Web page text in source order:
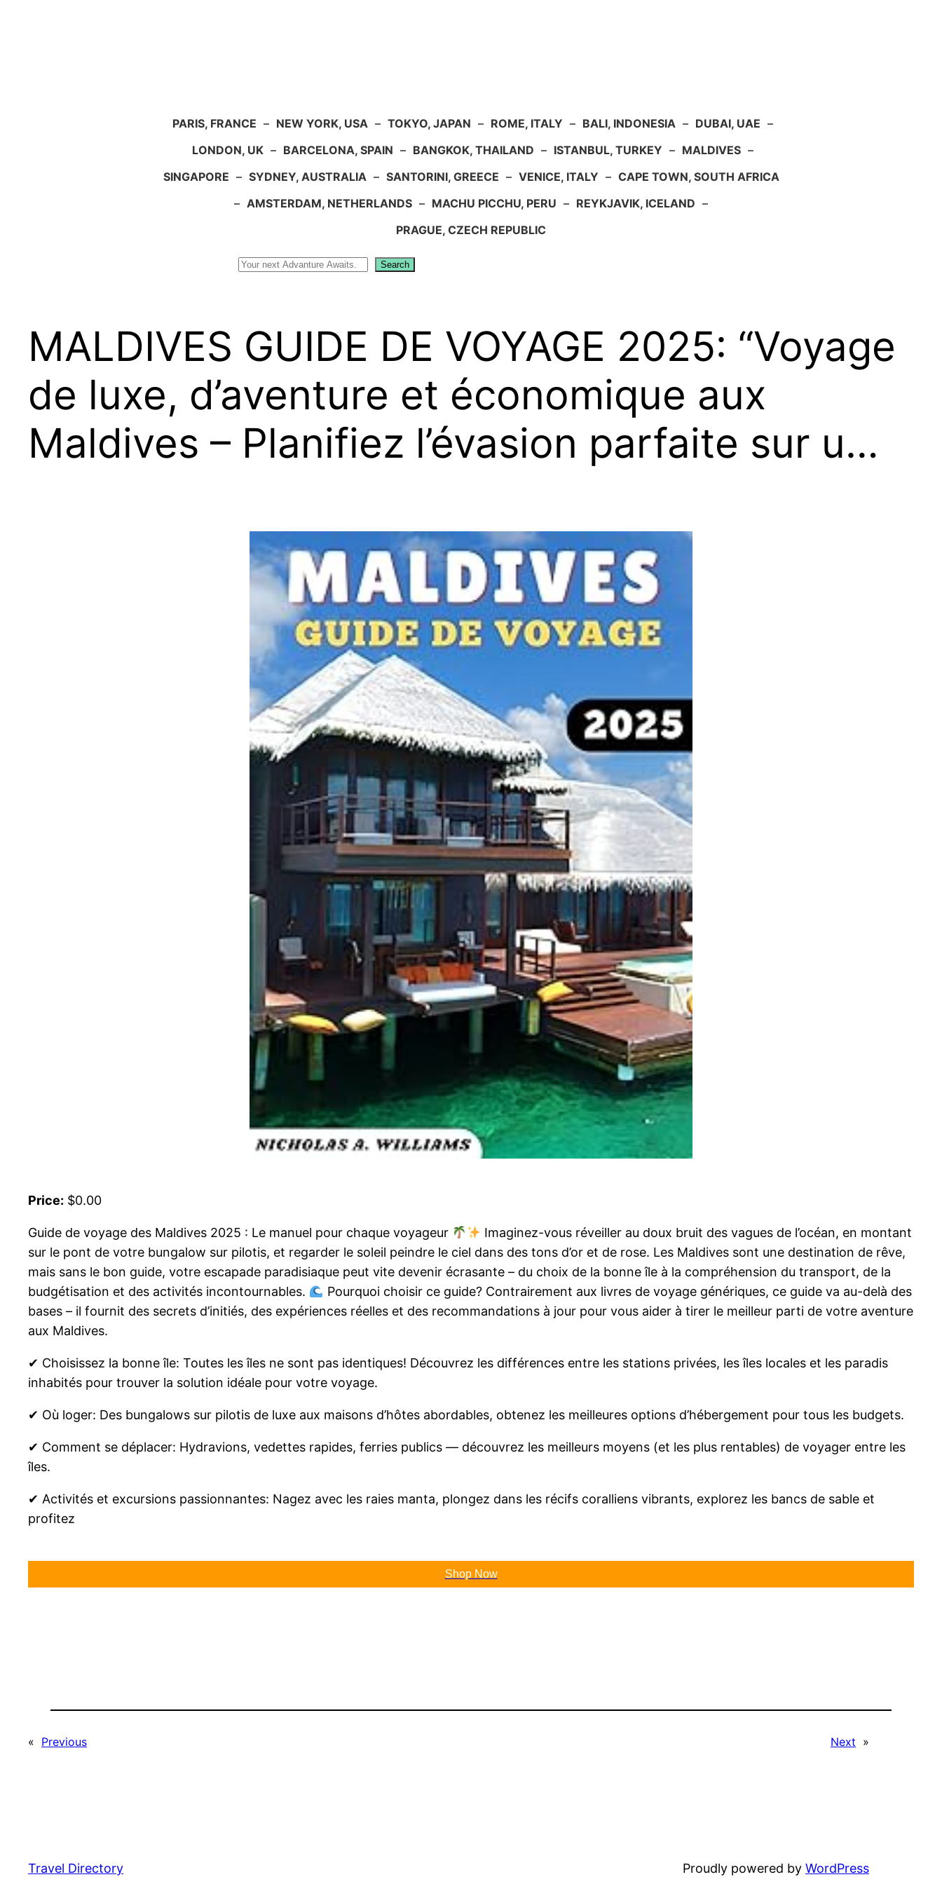
PARIS, FRANCE – NEW YORK, USA – TOKYO, JAPAN – ROME, ITALY – BALI, INDONESIA – DUBAI, UAE –
LONDON, UK – BARCELONA, SPAIN – BANGKOK, THAILAND – ISTANBUL, TURKEY – MALDIVES –
SINGAPORE – SYDNEY, AUSTRALIA – SANTORINI, GREECE – VENICE, ITALY – CAPE TOWN, SOUTH AFRICA
– AMSTERDAM, NETHERLANDS – MACHU PICCHU, PERU – REYKJAVIK, ICELAND –
PRAGUE, CZECH REPUBLIC
Search
MALDIVES GUIDE DE VOYAGE 2025: “Voyage
de luxe, d’aventure et économique aux
Maldives – Planifiez l’évasion parfaite sur u…
Price: $0.00
Guide de voyage des Maldives 2025 : Le manuel pour chaque voyageur
Imaginez-vous réveiller au doux bruit des vagues de l’océan, en montant
sur le pont de votre bungalow sur pilotis, et regarder le soleil peindre le ciel dans des tons d’or et de rose. Les Maldives sont une destination de rêve,
mais sans le bon guide, votre escapade paradisiaque peut vite devenir écrasante – du choix de la bonne île à la compréhension du transport, de la
budgétisation et des activités incontournables.
Pourquoi choisir ce guide? Contrairement aux livres de voyage génériques, ce guide va au-delà des
bases – il fournit des secrets d’initiés, des expériences réelles et des recommandations à jour pour vous aider à tirer le meilleur parti de votre aventure
aux Maldives.
✔ Choisissez la bonne île: Toutes les îles ne sont pas identiques! Découvrez les différences entre les stations privées, les îles locales et les paradis
inhabités pour trouver la solution idéale pour votre voyage.
✔ Où loger: Des bungalows sur pilotis de luxe aux maisons d’hôtes abordables, obtenez les meilleures options d’hébergement pour tous les budgets.
✔ Comment se déplacer: Hydravions, vedettes rapides, ferries publics — découvrez les meilleurs moyens (et les plus rentables) de voyager entre les
îles.
✔ Activités et excursions passionnantes: Nagez avec les raies manta, plongez dans les récifs coralliens vibrants, explorez les bancs de sable et
profitez
Shop Now
« Previous Next »
Travel Directory Proudly powered by WordPress